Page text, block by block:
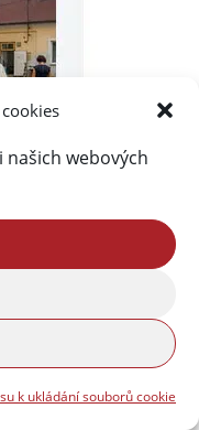
našich webových
k ukládání souborů cookie